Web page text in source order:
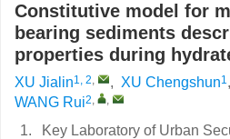
Constitutive model for
bearing sediments
properties during
XU Jialin1, 2, , XU Chengshun1,
WANG Rui2, ,
1.
Key Laboratory of Urban